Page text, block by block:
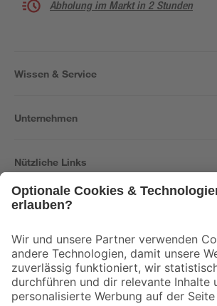
Abholung im Markt in 2 Stunden
Wissen & Service
Unternehmen
Nützliche Links
Der toom Newsletter: Keine Angebote und Aktionen
Zur Newsletter Anmeldung